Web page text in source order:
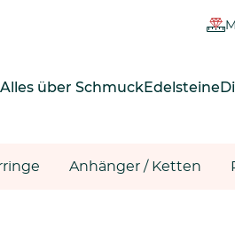
Alles über SchmuckEdelsteine
Anhänger / Ketten